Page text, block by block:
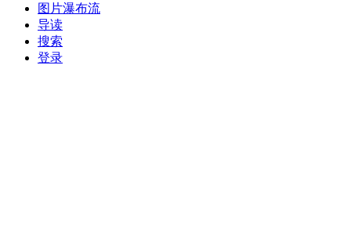
图片瀑布流
导读
搜索
登录